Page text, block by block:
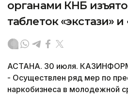
органами КНБ
таблеток «экстази»
АСТАНА. 30 июля.
- Осуществлен ряд мер по
наркобизнеса в молодежной